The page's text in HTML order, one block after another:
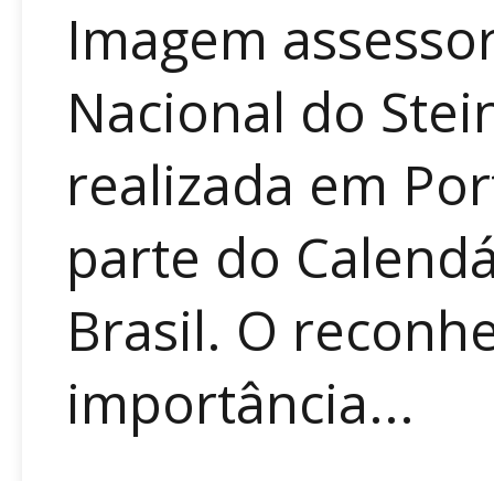
Imagem
Nacional do
realizada em
parte do
Brasil. O
importância...